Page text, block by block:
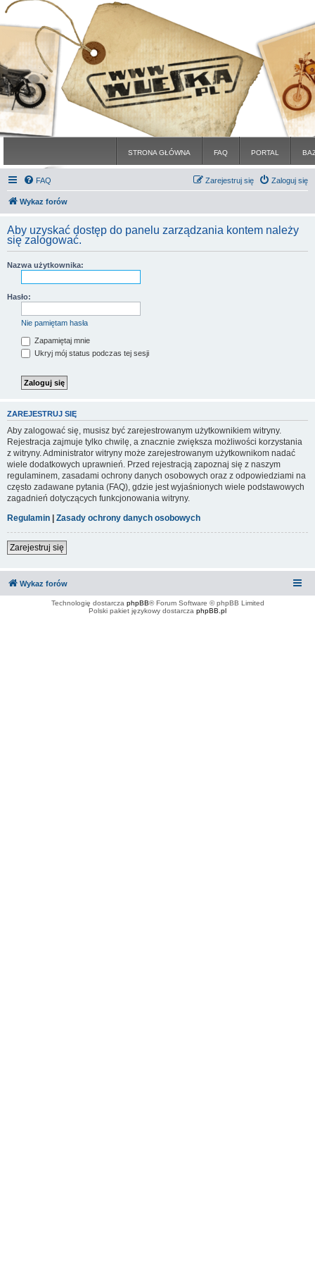
STRONA GŁÓWNA FAQ PORTAL
FAQ Zaloguj się
Zarejestruj się
Wykaz forów
Aby uzyskać dostęp do panelu zarządzania kontem należy
się zalogować.
Nazwa użytkownika:
Hasło:
Nie pamiętam hasła
Zapamiętaj mnie
Ukryj mój status podczas tej sesji
ZAREJESTRUJ SIĘ
Aby zalogować się, musisz być zarejestrowanym użytkownikiem witryny.
Rejestracja zajmuje tylko chwilę, a znacznie zwiększa możliwości korzystania
z witryny. Administrator witryny może zarejestrowanym użytkownikom nadać
wiele dodatkowych uprawnień. Przed rejestracją zapoznaj się z naszym
regulaminem, zasadami ochrony danych osobowych oraz z odpowiedziami na
często zadawane pytania (FAQ), gdzie jest wyjaśnionych wiele podstawowych
zagadnień dotyczących funkcjonowania witryny.
Regulamin | Zasady ochrony danych osobowych
Zarejestruj się
Wykaz forów
Technologię dostarcza phpBB® Forum Software © phpBB Limited
Polski pakiet językowy dostarcza phpBB.pl